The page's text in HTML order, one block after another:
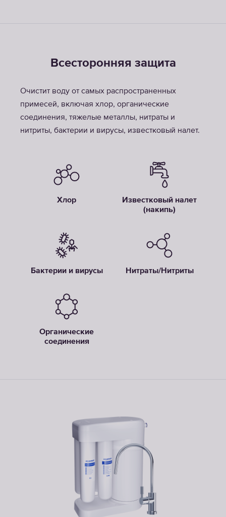
Всесторонняя защита
Очистит воду от самых распространенных
примесей, включая хлор, органические
соединения, тяжелые металлы, нитраты и
нитриты, бактерии и вирусы, известковый налет.
Хлор
Известковый налет
(накипь)
Бактерии и вирусы Нитраты/Нитриты
Органические
соединения